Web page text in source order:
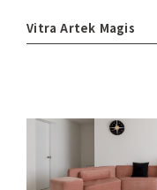
Vitra Artek Magis